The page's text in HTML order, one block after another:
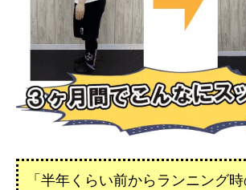
「半年くらい前からランニング